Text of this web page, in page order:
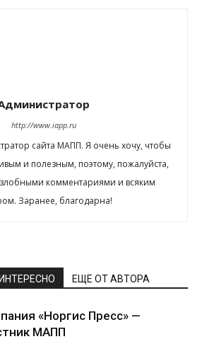
http://www.iapp.ru
сайта МАПП. Я очень хочу, чтобы
и полезным, поэтому, пожалуйста,
комментариями и всяким
Заранее, благодарна!
ЕЩЕ ОТ АВТОРА
«Норгис Пресс» —
МАПП